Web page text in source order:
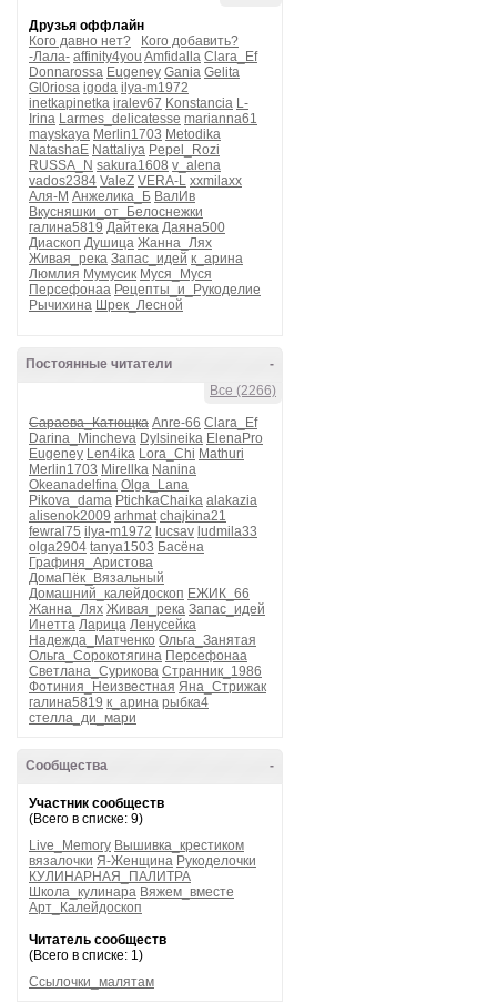
Друзья оффлайн
Кого давно нет?
Кого добавить?
-Лала- affinity4you Amfidalla Clara_Ef
Donnarossa Eugeney Gania Gelita
Gl0riosa igoda ilya-m1972
inetkapinetka iralev67 Konstancia L-
Irina Larmes_delicatesse marianna61
mayskaya Merlin1703 Metodika
NatashaE Nattaliya Pepel_Rozi
RUSSA_N sakura1608 v_alena
vados2384 ValeZ VERA-L xxmilaxx
Аля-М Анжелика_Б ВалИв
Вкусняшки_от_Белоснежки
галина5819 Дайтека Даяна500
Диаскоп Душица Жанна_Лях
Живая_река Запас_идей к_арина
Люмлия Мумусик Муся_Муся
Персефонаа Рецепты_и_Рукоделие
Рычихина Шрек_Лесной
-
Постоянные читатели
Все (2266)
Сараева_Катющка Anre-66 Clara_Ef
Darina_Mincheva Dylsineika ElenaPro
Eugeney Len4ika Lora_Chi Mathuri
Merlin1703 Mirellka Nanina
Okeanadelfina Olga_Lana
Pikova_dama PtichkaChaika alakazia
alisenok2009 arhmat chajkina21
fewral75 ilya-m1972 lucsav ludmila33
olga2904 tanya1503 Басёна
Графиня_Аристова
ДомаПёк_Вязальный
Домашний_калейдоскоп ЕЖИК_66
Жанна_Лях Живая_река Запас_идей
Инетта Ларица Ленусейка
Надежда_Матченко Ольга_Занятая
Ольга_Сорокотягина Персефонаа
Светлана_Сурикова Странник_1986
Фотиния_Неизвестная Яна_Стрижак
галина5819 к_арина рыбка4
стелла_ди_мари
-
Сообщества
Участник сообществ
(Всего в списке: 9)
Live_Memory Вышивка_крестиком
вязалочки Я-Женщина Рукоделочки
КУЛИНАРНАЯ_ПАЛИТРА
Школа_кулинара Вяжем_вместе
Арт_Калейдоскоп
Читатель сообществ
(Всего в списке: 1)
Ссылочки_малятам